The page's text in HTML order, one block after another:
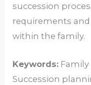
succession
requirements
within the family.
Keywords: Family
Succession